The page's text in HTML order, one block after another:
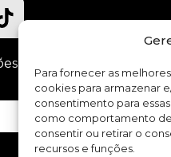
Para fornecer as
cookies para armazenar
consentimento para
como comportamento de
consentir ou retirar o
recursos e funções.
sobre meus cursos e